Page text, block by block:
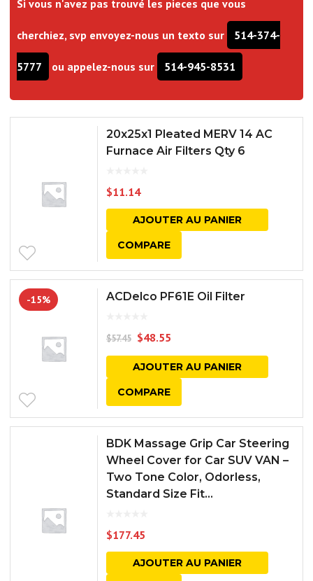
Si vous n'avez pas trouvé les pieces que vous
cherchiez, svp envoyez-nous un texto sur 514-374-
5777 ou appelez-nous sur 514-945-8531
20x25x1 Pleated MERV 14 AC
Furnace Air Filters Qty 6
$11.14
AJOUTER AU PANIER
COMPARE
-15% ACDelco PF61E Oil Filter
$57.45 $48.55
AJOUTER AU PANIER
COMPARE
BDK Massage Grip Car Steering
Wheel Cover for Car SUV VAN –
Two Tone Color, Odorless,
Standard Size Fit...
$177.45
AJOUTER AU PANIER